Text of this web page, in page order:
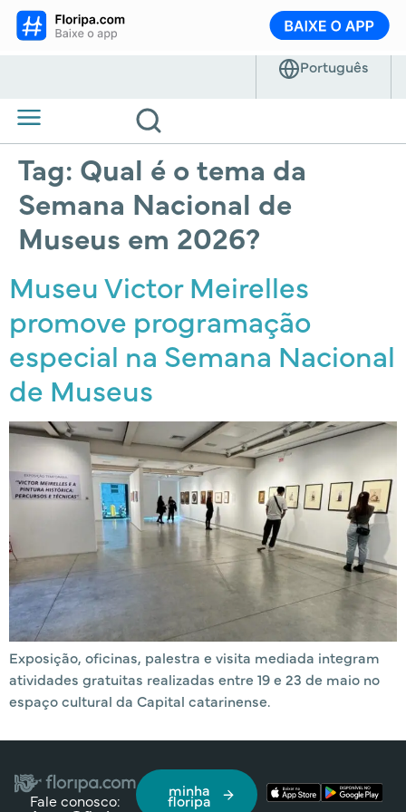
Tag: Qual é o tema da
Semana Nacional de
Museus em 2026?
Museu Victor Meirelles
promove programação
especial na Semana Nacional
de Museus
Exposição, oficinas, palestra e visita mediada integram
atividades gratuitas realizadas entre 19 e 23 de maio no
espaço cultural da Capital catarinense.
Fale conosco:
minha
floripa